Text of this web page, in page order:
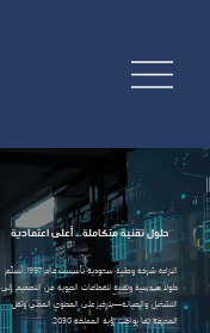
طلب خدمة
AR
البراءة شركة وطنية سعودية تأسست عام 1997. نُسلّم
حلولًا هندسية وتقنية للقطاعات الحيوية من التصميم إلى
التشغيل والصيانة—بتركيز على المحتوى المحلي ونقل
المعرفة بما يواكب رؤية المملكة 2030.
حلول تقنية متكاملة… أعلى اعتمادية